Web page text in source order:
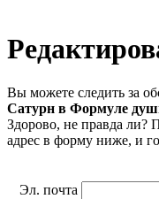
Вы можете следить за
Сатурн в Формуле
Здорово, не правда ли?
адрес в форму ниже, и
Эл. почта